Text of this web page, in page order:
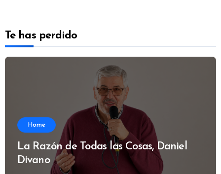
Te has perdido
Home
La Razón de Todas las Cosas, Daniel
Divano